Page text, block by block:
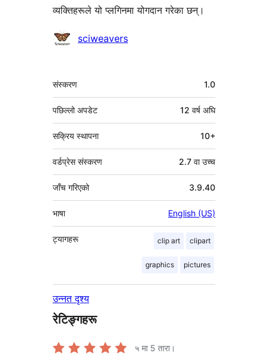
व्यक्तिहरूले यो प्लगिनमा योगदान गरेका छन्।
योगदानकर्ताहरूsciweavers
मेटा
संस्करण 1.0
पछिल्लो अपडेट 12 वर्ष अघि
सक्रिय स्थापना 10+
वर्डप्रेस संस्करण 2.7 वा उच्च
जाँच गरिएको 3.9.40
भाषा English (US)
ट्यागहरू clip art clipart
graphics pictures
उन्नत दृश्य
रेटिङ्गहरू
५ मा 5 तारा।